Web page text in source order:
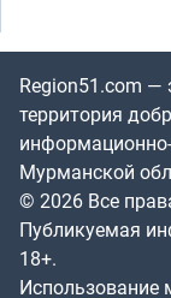
Region51.com —
территория
Мурманской
© 2026 Все
Публикуемая
18+.
Использование